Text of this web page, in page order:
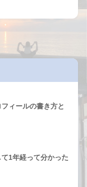
ィールの書き方と
1年経って分かった